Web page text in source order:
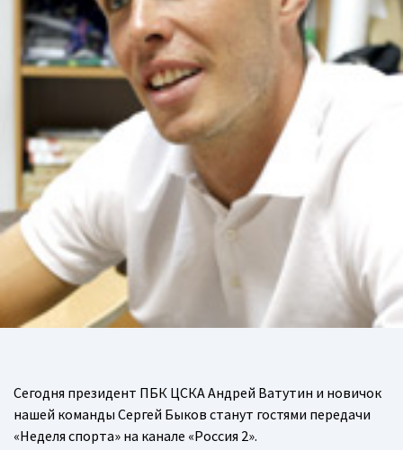
Сегодня президент ПБК ЦСКА Андрей Ватутин и новичок
нашей команды Сергей Быков станут гостями передачи
«Неделя спорта» на канале «Россия 2».